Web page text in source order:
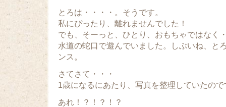
とろは・・・・。そうです。
私にぴったり、離れませんでした！
でも、そーっと、ひとり、おもちゃではなく
水道の蛇口で遊んでいました。しぶいね、と
ンス。
さてさて・・・
1歳になるにあたり、写真を整理していたの
あれ！？！？！？